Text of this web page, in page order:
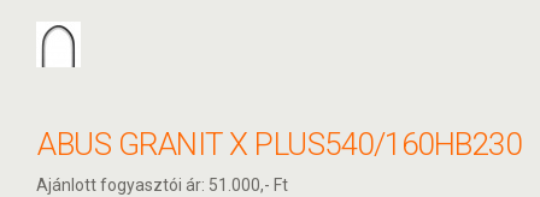
ABUS GRANIT X PLUS540/160HB230
Ajánlott fogyasztói ár: 51.000,- Ft